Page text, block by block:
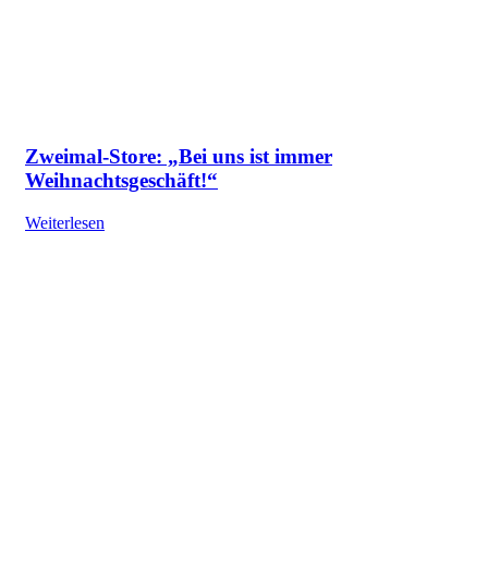
Zweimal-Store: „Bei uns ist immer
Weihnachtsgeschäft!“
Weiterlesen